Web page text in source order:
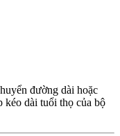
đường dài hoặc
kéo dài tuổi thọ của bộ